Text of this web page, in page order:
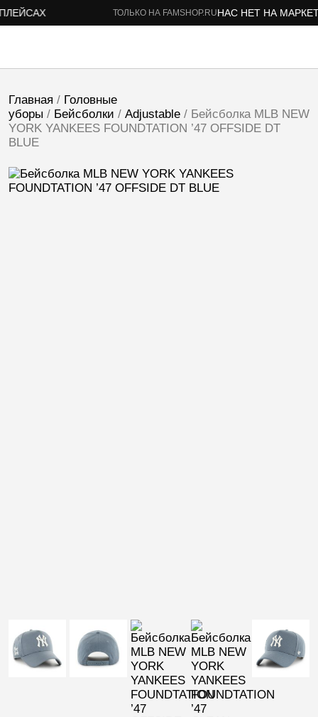
ТОЛЬКО НА FAMSHOP.RUНАС НЕТ НА
Главная / Головные
уборы / Бейсболки / Adjustable/ Бейсболка MLB NEW
YORK YANKEES FOUNDTATION ’47 OFFSIDE DT
BLUE